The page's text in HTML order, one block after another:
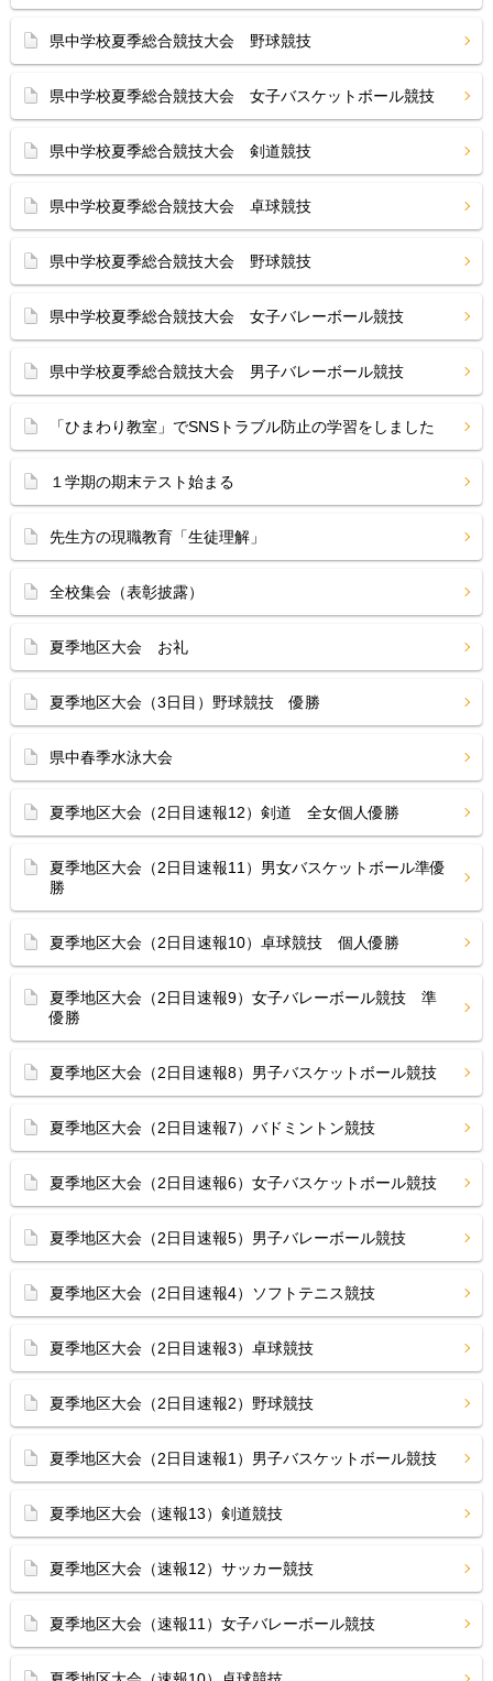
県中学校夏季総合競技大会 野球競技
県中学校夏季総合競技大会 女子バスケットボール競技
県中学校夏季総合競技大会 剣道競技
県中学校夏季総合競技大会 卓球競技
県中学校夏季総合競技大会 野球競技
県中学校夏季総合競技大会 女子バレーボール競技
県中学校夏季総合競技大会 男子バレーボール競技
「ひまわり教室」でSNSトラブル防止の学習をしました
１学期の期末テスト始まる
先生方の現職教育「生徒理解」
全校集会（表彰披露）
夏季地区大会 お礼
夏季地区大会（3日目）野球競技 優勝
県中春季水泳大会
夏季地区大会（2日目速報12）剣道 全女個人優勝
夏季地区大会（2日目速報11）男女バスケットボール準優
勝
夏季地区大会（2日目速報10）卓球競技 個人優勝
夏季地区大会（2日目速報9）女子バレーボール競技 準
優勝
夏季地区大会（2日目速報8）男子バスケットボール競技
夏季地区大会（2日目速報7）バドミントン競技
夏季地区大会（2日目速報6）女子バスケットボール競技
夏季地区大会（2日目速報5）男子バレーボール競技
夏季地区大会（2日目速報4）ソフトテニス競技
夏季地区大会（2日目速報3）卓球競技
夏季地区大会（2日目速報2）野球競技
夏季地区大会（2日目速報1）男子バスケットボール競技
夏季地区大会（速報13）剣道競技
夏季地区大会（速報12）サッカー競技
夏季地区大会（速報11）女子バレーボール競技